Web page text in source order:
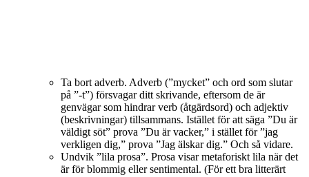
Ta bort adverb. Adverb (”mycket” och ord som slutar
på ”-t”) försvagar ditt skrivande, eftersom de är
genvägar som hindrar verb (åtgärdsord) och adjektiv
(beskrivningar) tillsammans. Istället för att säga ”Du är
väldigt söt” prova ”Du är vacker,” i stället för ”jag
verkligen dig,” prova ”Jag älskar dig.” Och så vidare.
Undvik ”lila prosa”. Prosa visar metaforiskt lila när det
är för blommig eller sentimental. (För ett bra litterärt